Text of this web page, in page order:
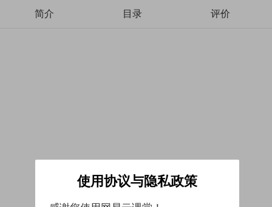
简介 目录 评价
使用协议与隐私政策